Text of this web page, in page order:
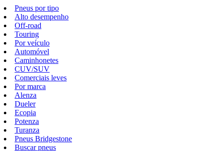
Pneus por tipo
Alto desempenho
Off-road
Touring
Por veículo
Automóvel
Caminhonetes
CUV/SUV
Comerciais leves
Por marca
Alenza
Dueler
Ecopia
Potenza
Turanza
Pneus Bridgestone
Buscar pneus